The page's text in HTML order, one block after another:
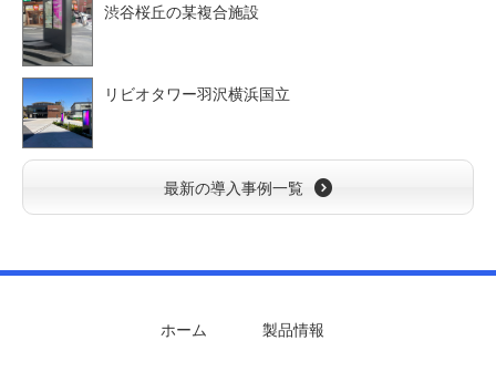
渋谷桜丘の某複合施設
リビオタワー羽沢横浜国立
最新の導入事例一覧
ホーム 製品情報